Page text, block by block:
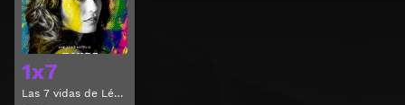
1x7
Las 7 vidas de Léa Temporada 1 Capitulo 7